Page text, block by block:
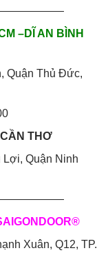
–DĨ AN BÌNH
Quận Thủ Đức,
THƠ
Quận Ninh
Xuân, Q12, TP.